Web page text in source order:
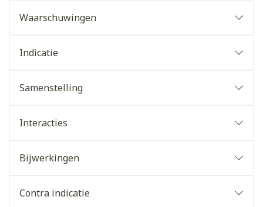
Waarschuwingen
Indicatie
Samenstelling
Interacties
Bijwerkingen
Contra indicatie